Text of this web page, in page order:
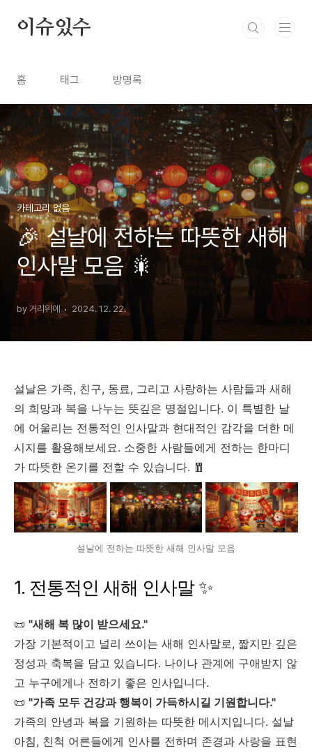
이슈있수
홈 태그 방명록
카테고리 없음
🎉 설날에 전하는 따뜻한 새해
인사말 모음 🎇
by 거리위에 2024. 12. 22.
설날은 가족, 친구, 동료, 그리고 사랑하는 사람들과 새해
의 희망과 복을 나누는 뜻깊은 명절입니다. 이 특별한 날
에 어울리는 전통적인 인사말과 현대적인 감각을 더한 메
시지를 활용해보세요. 소중한 사람들에게 전하는 한마디
가 따뜻한 온기를 전할 수 있습니다. 🧧
설날에 전하는 따뜻한 새해 인사말 모음
1. 전통적인 새해 인사말 ✨
📜 "새해 복 많이 받으세요."
가장 기본적이고 널리 쓰이는 새해 인사말로, 짧지만 깊은
정성과 축복을 담고 있습니다. 나이나 관계에 구애받지 않
고 누구에게나 전하기 좋은 인사입니다.
📜 "가족 모두 건강과 행복이 가득하시길 기원합니다."
가족의 안녕과 복을 기원하는 따뜻한 메시지입니다. 설날
아침, 친척 어른들에게 인사를 전하며 존경과 사랑을 표현